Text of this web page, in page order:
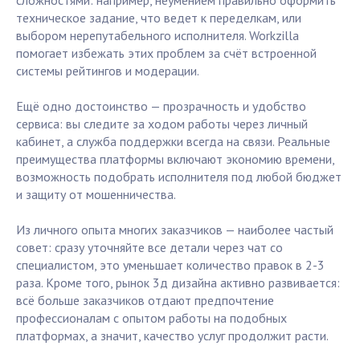
техническое задание, что ведет к переделкам, или
выбором нерепутабельного исполнителя. Workzilla
помогает избежать этих проблем за счёт встроенной
системы рейтингов и модерации.
Ещё одно достоинство — прозрачность и удобство
сервиса: вы следите за ходом работы через личный
кабинет, а служба поддержки всегда на связи. Реальные
преимущества платформы включают экономию времени,
возможность подобрать исполнителя под любой бюджет
и защиту от мошенничества.
Из личного опыта многих заказчиков — наиболее частый
совет: сразу уточняйте все детали через чат со
специалистом, это уменьшает количество правок в 2-3
раза. Кроме того, рынок 3д дизайна активно развивается:
всё больше заказчиков отдают предпочтение
профессионалам с опытом работы на подобных
платформах, а значит, качество услуг продолжит расти.